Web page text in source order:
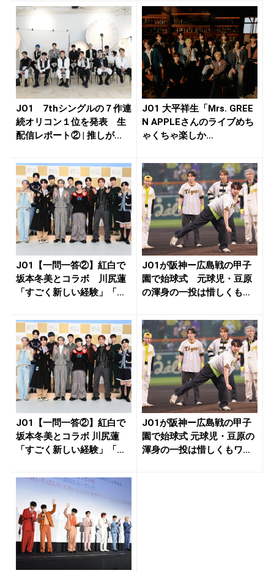
JO1 7thシングルの７作連
続オリコン１位を発表 生
配信レポート② | 推しが...
JO1 大平祥生「Mrs. GREE
N APPLEさんのライブめち
ゃくちゃ楽しか...
JO1【一問一答②】紅白で
坂本冬美とコラボ 川尻蓮
「すごく新しい経験」「光
JO1が阪神ー広島戦の甲子
園で始球式 元球児・豆原
の渾身の一投は惜しくもワ
JO1【一問一答②】紅白で
坂本冬美とコラボ 川尻蓮
「すごく新しい経験」「光
JO1が阪神ー広島戦の甲子
園で始球式 元球児・豆原の
渾身の一投は惜しくもワン